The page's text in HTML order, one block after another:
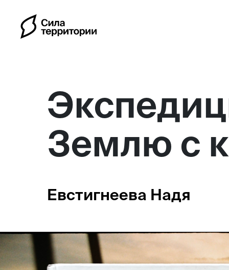
Календарь
Индивидуальные
Россия
Землю с
Евстигнеева Надя